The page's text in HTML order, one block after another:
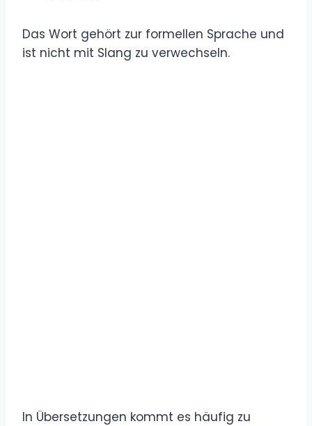
Das Wort gehört zur formellen Sprache und
ist nicht mit Slang zu verwechseln.
In Übersetzungen kommt es häufig zu